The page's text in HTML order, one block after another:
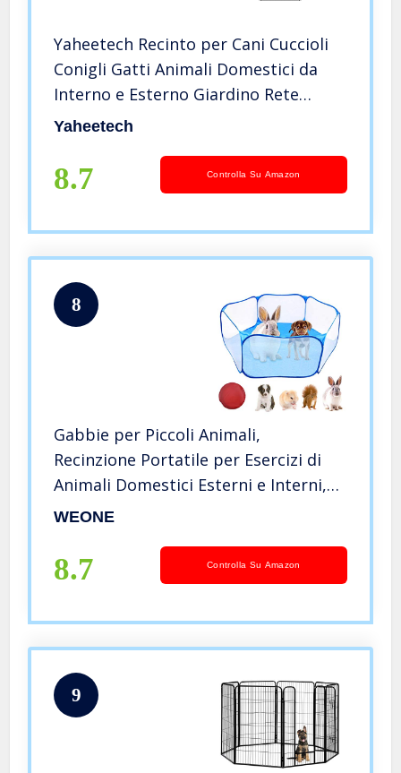
Yaheetech Recinto per Cani Cuccioli
Conigli Gatti Animali Domestici da
Interno e Esterno Giardino Rete
Recinzione Metallica Ferro 12 pz 80 x
Yaheetech
8.7 Controlla Su Amazon
8
Gabbie per Piccoli Animali,
Recinzione Portatile per Esercizi di
Animali Domestici Esterni e Interni,
Trasparente Recinto per Cuccioli,
Cincillà e Ricci (Blu)
WEONE
8.7 Controlla Su Amazon
9